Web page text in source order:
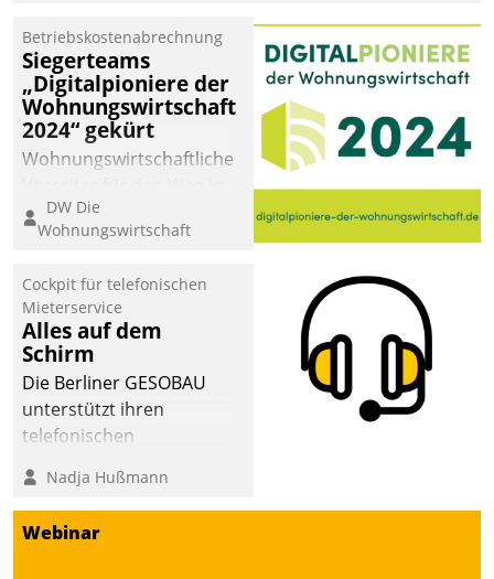
Betriebskostenabrechnung
Siegerteams
„Digitalpioniere der
Wohnungswirtschaft
2024“ gekürt
Wohnungswirtschaftliche
eine digitale Zukunft zu
finden, ist das Ziel des
der
Wohnungswirtschaft“.
Bewerben können sich
dafür ein Team
bestehend aus
Wohnungsunternehmen
und PropTech.
DW Die
Wohnungswirtschaft
Cockpit für telefonischen
Mieterservice
Alles auf dem
Schirm
Die Berliner GESOBAU
unterstützt ihren
telefonischen
digitalen Cockpit, das
situationsbezogen
passende Fragen und
Nadja Hußmann
Webinar